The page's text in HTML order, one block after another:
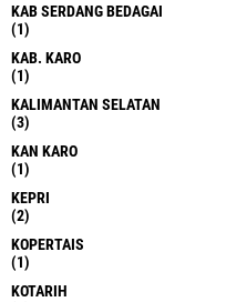
KAB SERDANG BEDAGAI
(1)
KAB. KARO
(1)
KALIMANTAN SELATAN
(3)
KAN KARO
(1)
KEPRI
(2)
KOPERTAIS
(1)
KOTARIH